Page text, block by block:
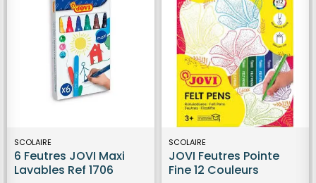
SCOLAIRE
6 Feutres JOVI Maxi
Lavables Ref 1706
SCOLAIRE
JOVI Feutres Pointe
Fine 12 Couleurs